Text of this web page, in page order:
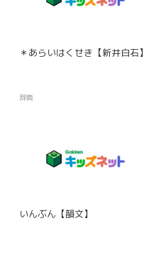
＊あらいはくせき【新井白石】
辞典
いんぶん【韻文】